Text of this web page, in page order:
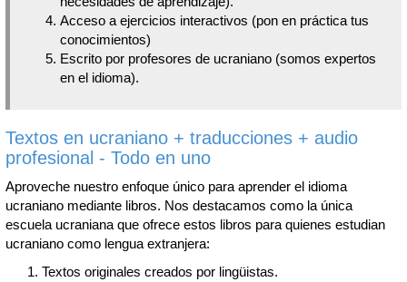
Acceso a ejercicios interactivos (pon en práctica tus
conocimientos)
Escrito por profesores de ucraniano (somos expertos
en el idioma).
Textos en ucraniano + traducciones + audio
profesional - Todo en uno
Aproveche nuestro enfoque único para aprender el idioma
ucraniano mediante libros. Nos destacamos como la única
escuela ucraniana que ofrece estos libros para quienes estudian
ucraniano como lengua extranjera:
Textos originales creados por lingüistas.